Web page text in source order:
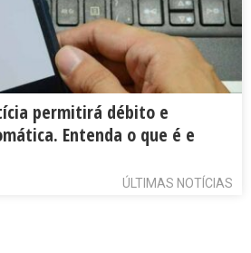
permitirá débito e
Entenda o que é e
ÚLTIMAS NOTÍCIAS